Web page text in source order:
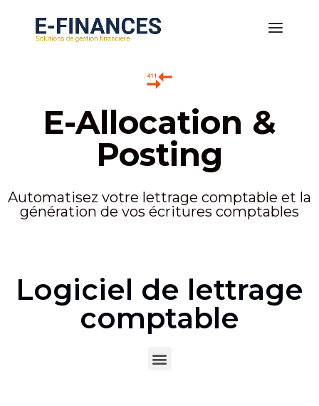
E-Allocation &
Posting
Automatisez votre lettrage comptable et la
génération de vos écritures comptables
Logiciel de lettrage
comptable